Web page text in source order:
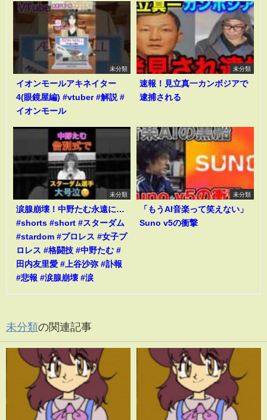
未分類
イオンモールアキネイター
4(眼鏡屋編) #vtuber #解説 #
イオンモール
未分類
速報！見立真一カンボジアで
逮捕される
未分類
涙腺崩壊！中野たむ永遠に…
#shorts #short #スターダム
#stardom #プロレス #女子プ
ロレス #格闘技 #中野たむ #
田内友里愛 #上谷沙弥 #訃報
#悲報 #涙腺崩壊 #涙
未分類
「もうAI音楽って笑えない」
Suno v5の衝撃
未分類の関連記事